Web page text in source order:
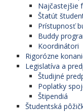
Najčastejšie
Štatút
Prístupnosť
Buddy
Koordinátori
Rigorózne
Legislatíva a
Študijné
Poplatky
Štipendiá
Študentská